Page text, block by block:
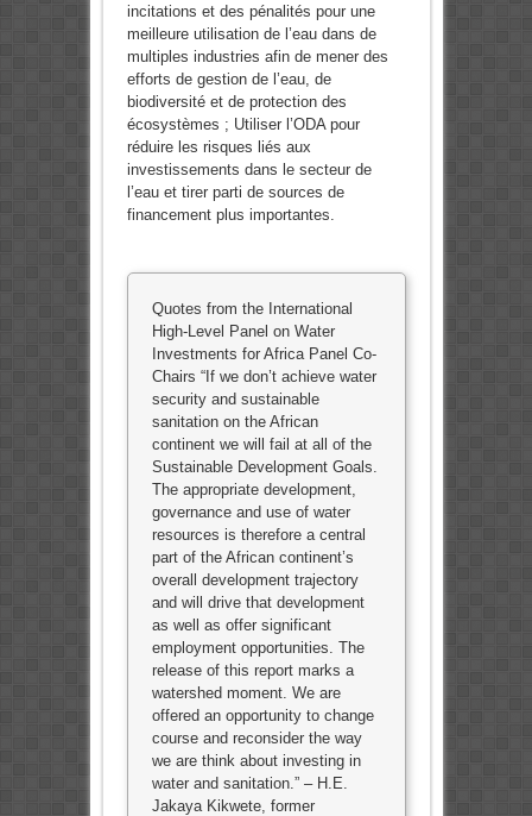
incitations et des pénalités pour une
meilleure utilisation de l’eau dans de
multiples industries afin de mener des
efforts de gestion de l’eau, de
biodiversité et de protection des
écosystèmes ; Utiliser l’ODA pour
réduire les risques liés aux
investissements dans le secteur de
l’eau et tirer parti de sources de
financement plus importantes.
Quotes from the International
High-Level Panel on Water
Investments for Africa Panel Co-
Chairs “If we don’t achieve water
security and sustainable
sanitation on the African
continent we will fail at all of the
Sustainable Development Goals.
The appropriate development,
governance and use of water
resources is therefore a central
part of the African continent’s
overall development trajectory
and will drive that development
as well as offer significant
employment opportunities. The
release of this report marks a
watershed moment. We are
offered an opportunity to change
course and reconsider the way
we are think about investing in
water and sanitation.” – H.E.
Jakaya Kikwete, former